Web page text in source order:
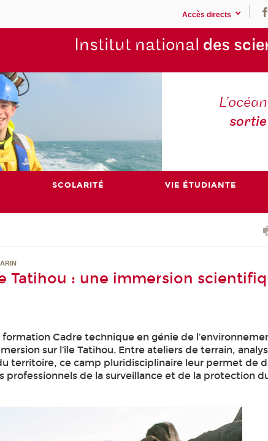
Accès directs
Institut national des
SCOLARITÉ VIE ÉTUDIANTE
Tatihou : une immersion
Cadre technique en génie de
sur l’île Tatihou. Entre ateliers de terrain,
territoire, ce camp pluridisciplinaire leur permet de
de la surveillance et de la protection